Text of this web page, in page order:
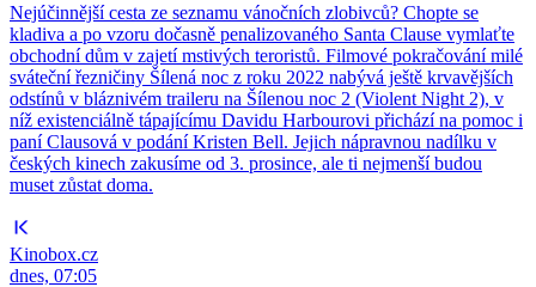
Nejúčinnější cesta ze seznamu vánočních zlobivců? Chopte se
kladiva a po vzoru dočasně penalizovaného Santa Clause vymlaťte
obchodní dům v zajetí mstivých teroristů. Filmové pokračování milé
sváteční řezničiny Šílená noc z roku 2022 nabývá ještě krvavějších
odstínů v bláznivém traileru na Šílenou noc 2 (Violent Night 2), v
níž existenciálně tápajícímu Davidu Harbourovi přichází na pomoc i
paní Clausová v podání Kristen Bell. Jejich nápravnou nadílku v
českých kinech zakusíme od 3. prosince, ale ti nejmenší budou
muset zůstat doma.
Kinobox.cz
dnes, 07:05